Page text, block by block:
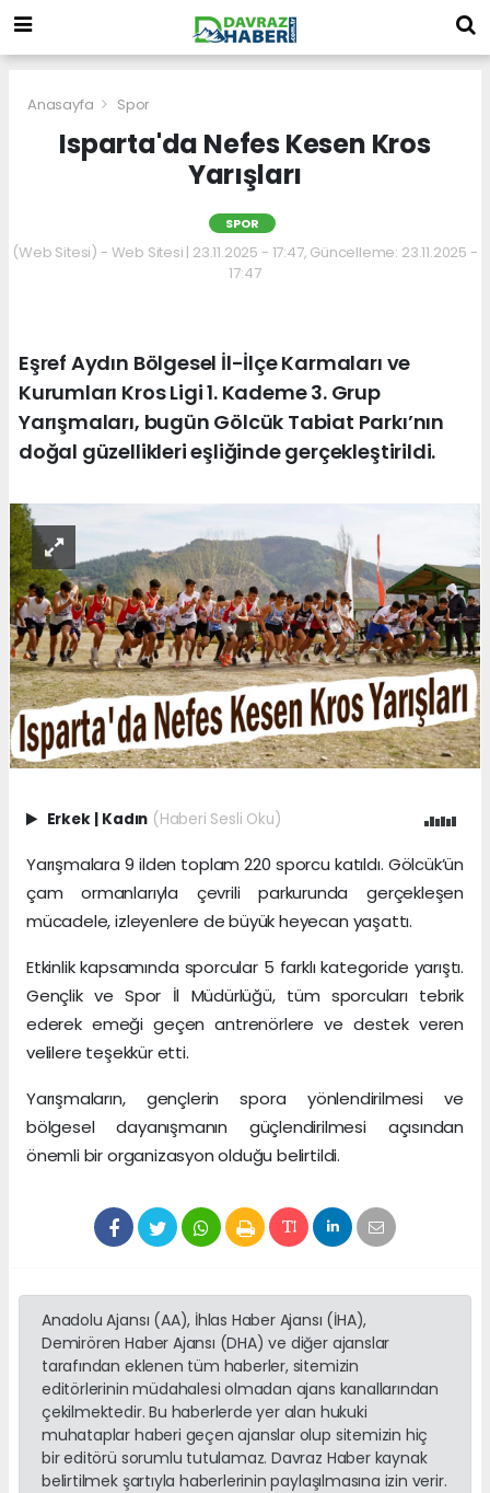
Anasayfa Spor
Isparta'da Nefes Kesen Kros
Yarışları
SPOR
(Web Sitesi) - Web Sitesi | 23.11.2025 - 17:47, Güncelleme: 23.11.2025 -
17:47
Eşref Aydın Bölgesel İl-İlçe Karmaları ve
Kurumları Kros Ligi 1. Kademe 3. Grup
Yarışmaları, bugün Gölcük Tabiat Parkı’nın
doğal güzellikleri eşliğinde gerçekleştirildi.
Erkek | Kadın (Haberi Sesli Oku)
Yarışmalara 9 ilden toplam 220 sporcu katıldı. Gölcük’ün
çam ormanlarıyla çevrili parkurunda gerçekleşen
mücadele, izleyenlere de büyük heyecan yaşattı.
Etkinlik kapsamında sporcular 5 farklı kategoride yarıştı.
Gençlik ve Spor İl Müdürlüğü, tüm sporcuları tebrik
ederek emeği geçen antrenörlere ve destek veren
velilere teşekkür etti.
Yarışmaların, gençlerin spora yönlendirilmesi ve
bölgesel dayanışmanın güçlendirilmesi açısından
önemli bir organizasyon olduğu belirtildi.
Anadolu Ajansı (AA), İhlas Haber Ajansı (İHA),
Demirören Haber Ajansı (DHA) ve diğer ajanslar
tarafından eklenen tüm haberler, sitemizin
editörlerinin müdahalesi olmadan ajans kanallarından
çekilmektedir. Bu haberlerde yer alan hukuki
muhataplar haberi geçen ajanslar olup sitemizin hiç
bir editörü sorumlu tutulamaz. Davraz Haber kaynak
belirtilmek şartıyla haberlerinin paylaşılmasına izin verir.